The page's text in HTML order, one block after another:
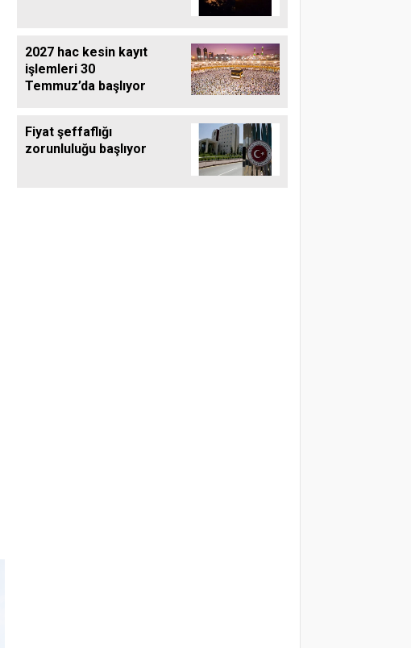
2027 hac kesin kayıt
işlemleri 30
Temmuz’da başlıyor
Fiyat şeffaflığı
zorunluluğu başlıyor